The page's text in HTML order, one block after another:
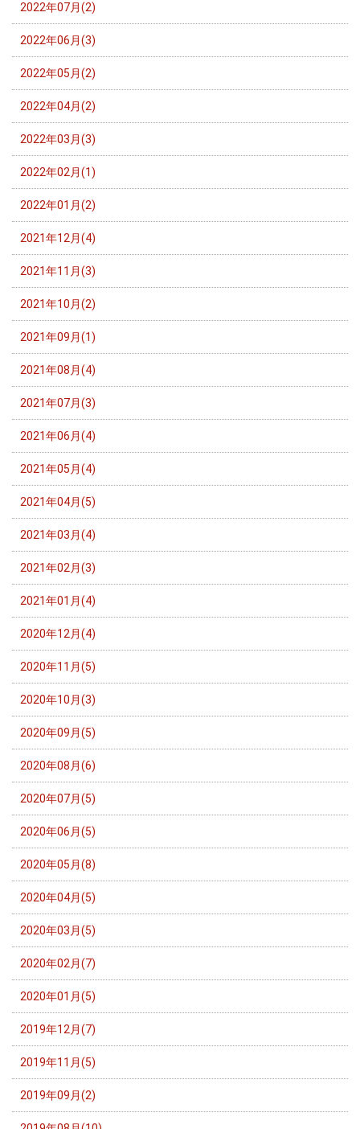
2022年07月(2)
2022年06月(3)
2022年05月(2)
2022年04月(2)
2022年03月(3)
2022年02月(1)
2022年01月(2)
2021年12月(4)
2021年11月(3)
2021年10月(2)
2021年09月(1)
2021年08月(4)
2021年07月(3)
2021年06月(4)
2021年05月(4)
2021年04月(5)
2021年03月(4)
2021年02月(3)
2021年01月(4)
2020年12月(4)
2020年11月(5)
2020年10月(3)
2020年09月(5)
2020年08月(6)
2020年07月(5)
2020年06月(5)
2020年05月(8)
2020年04月(5)
2020年03月(5)
2020年02月(7)
2020年01月(5)
2019年12月(7)
2019年11月(5)
2019年09月(2)